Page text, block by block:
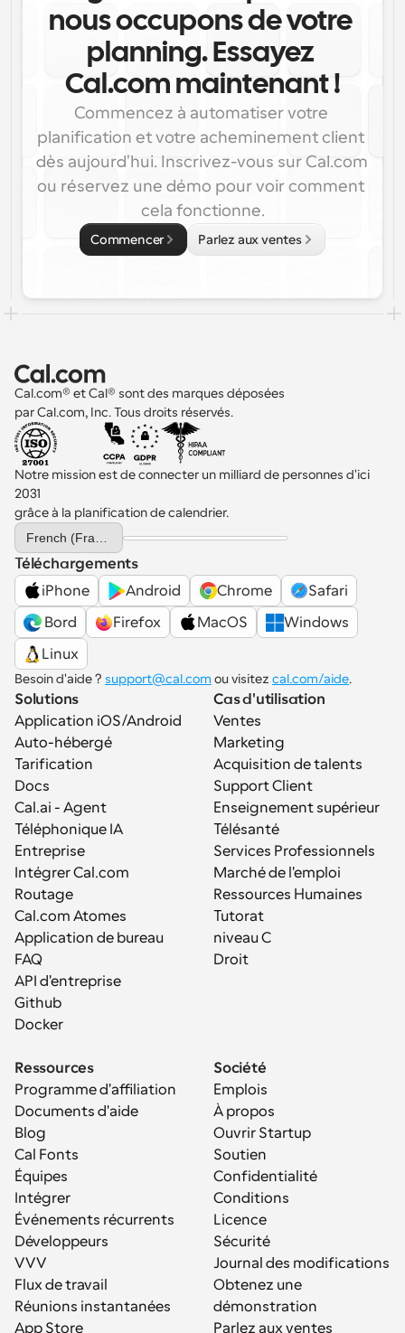
nous occupons de votre
planning. Essayez
Cal.com maintenant !
Commencez à automatiser votre
planification et votre acheminement client
dès aujourd'hui. Inscrivez-vous sur Cal.com
ou réservez une démo pour voir comment
cela fonctionne.
Commencer Parlez aux ventes
Cal.com® et Cal® sont des marques déposées
par Cal.com, Inc. Tous droits réservés.
Notre mission est de connecter un milliard de personnes d'ici
2031
grâce à la planification de calendrier.
Select Language
Téléchargements
iPhone
Android Chrome
Safari
Bord
Firefox MacOS
Windows
Linux
Besoin d'aide ? support@cal.com ou visitez cal.com/aide.
Solutions
Application iOS/Android
Auto-hébergé
Tarification
Docs
Cal.ai - Agent
Téléphonique IA
Entreprise
Intégrer Cal.com
Routage
Cal.com Atomes
Application de bureau
FAQ
API d'entreprise
Github
Docker
Cas d'utilisation
Ventes
Marketing
Acquisition de talents
Support Client
Enseignement supérieur
Télésanté
Services Professionnels
Marché de l'emploi
Ressources Humaines
Tutorat
niveau C
Droit
Ressources
Programme d'affiliation
Documents d'aide
Blog
Cal Fonts
Équipes
Intégrer
Événements récurrents
Développeurs
VVV
Flux de travail
Réunions instantanées
App Store
Société
Emplois
À propos
Ouvrir Startup
Soutien
Confidentialité
Conditions
Licence
Sécurité
Journal des modifications
Obtenez une
démonstration
Parlez aux ventes